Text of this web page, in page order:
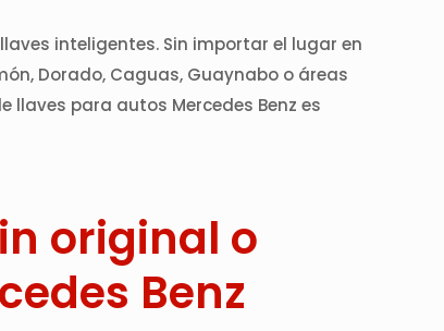
inteligentes. Sin importar el lugar en
Dorado, Caguas, Guaynabo o áreas
para autos Mercedes Benz es
original o
Benz